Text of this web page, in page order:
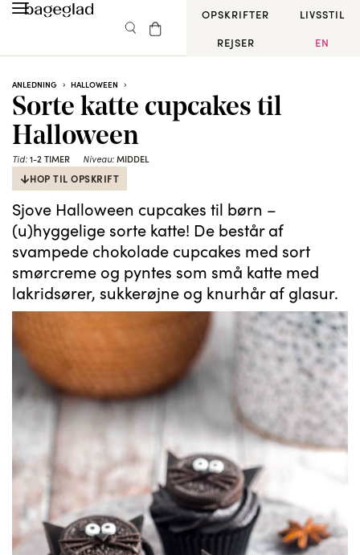
OPSKRIFTER
LIVSSTIL
REJSER
EN
ANLEDNING HALLOWEEN
Sorte katte cupcakes til
Halloween
Tid:1-2 TIMER Niveau:MIDDEL
HOP TIL OPSKRIFT
Sjove Halloween cupcakes til børn –
(u)hyggelige sorte katte! De består af
svampede chokolade cupcakes med sort
smørcreme og pyntes som små katte med
lakridsører, sukkerøjne og knurhår af glasur.